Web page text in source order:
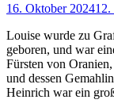
16. Oktober 202412.
Louise wurde zu
geboren, und war
Fürsten von
und dessen
Heinrich war ein